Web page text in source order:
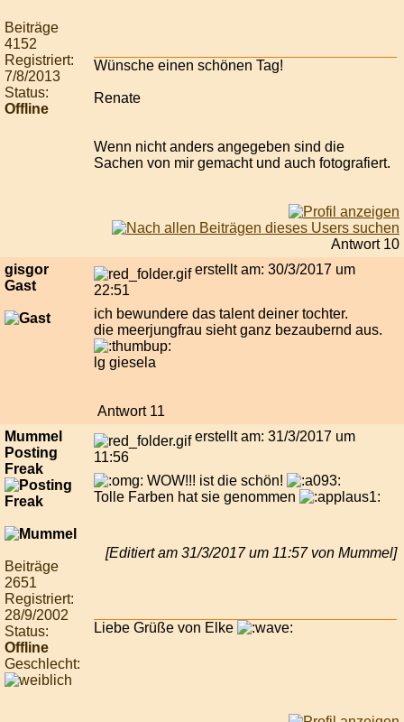
Beiträge
4152
Registriert:
7/8/2013
Status:
Offline
Wünsche einen schönen Tag!
Renate
Wenn nicht anders angegeben sind die
Sachen von mir gemacht und auch fotografiert.
Antwort 10
gisgor
Gast
erstellt am: 30/3/2017 um
22:51
ich bewundere das talent deiner tochter.
die meerjungfrau sieht ganz bezaubernd aus.
lg giesela
Antwort 11
Mummel
Posting
Freak
Beiträge
2651
Registriert:
28/9/2002
Status:
Offline
Geschlecht:
erstellt am: 31/3/2017 um
11:56
WOW!!! ist die schön!
Tolle Farben hat sie genommen
[Editiert am 31/3/2017 um 11:57 von Mummel]
Liebe Grüße von Elke